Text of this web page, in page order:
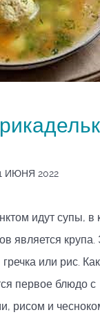
ИЮНЯ 2022
идут супы, в
является
гречка или рис.
первое блюдо с
рисом и